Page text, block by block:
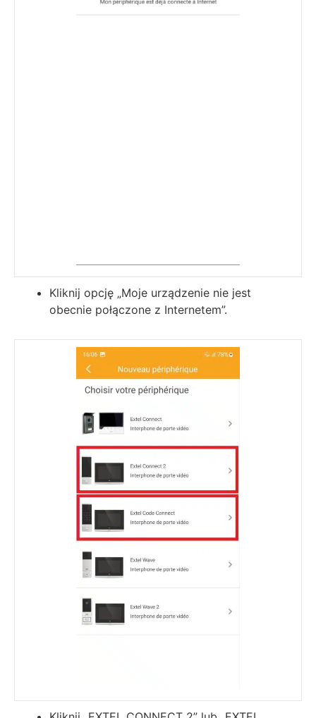
Kliknij opcję „Moje urządzenie nie jest
obecnie połączone z Internetem”.